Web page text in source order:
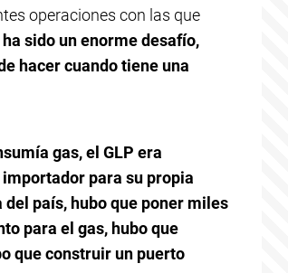
operaciones con las que
ha sido un enorme desafío,
hacer cuando tiene una
gas, el GLP era
para su propia
país, hubo que poner miles
para el gas, hubo que
que construir un puerto